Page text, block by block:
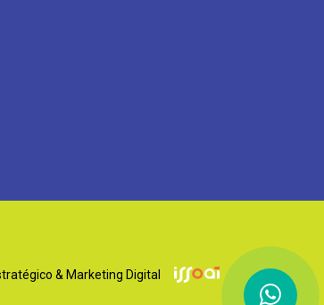
& Marketing Digital